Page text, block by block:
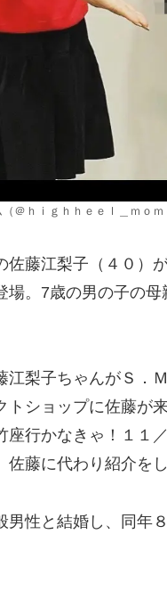
＠ｈｉｇｈｈｅｅｌ＿ｍｏｍ
佐藤江梨子（４０）
場。7歳の男の子の
江梨子ちゃんがＳ．
トショップに佐藤が
座行かなきゃ！１
藤に代わり紹介をし
性と結婚し、同年